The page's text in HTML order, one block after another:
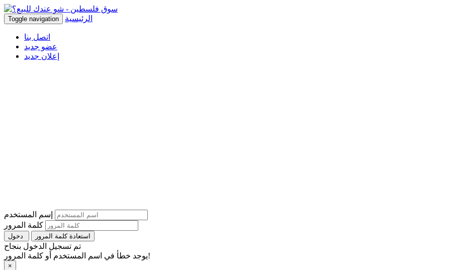
Toggle navigation الرئيسية
اتصل بنا
عضو جديد
إعلان جديد
إسم المستخدم
كلمة المرور
استعادة كلمة المرور
تم تسجيل الدخول بنجاح
يوجد خطأ في اسم المستخدم أو كلمة المرور!
×